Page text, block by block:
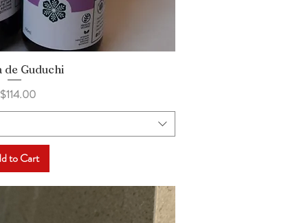
View
de Guduchi
to Cart